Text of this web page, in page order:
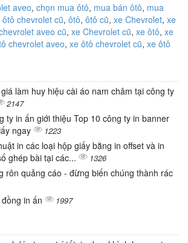
aveo, chọn mua ôtô, mua bán ôtô, mua
ôtô chevrolet cũ, ôtô, ôtô cũ, xe Chevrolet, xe
aveo cũ, xe Chevrolet cũ, xe ôtô, xe
chevrolet aveo, xe ôtô chevrolet cũ, xe ôtô
làm huy hiệu cài áo nam châm tại công ty
2147
ty in ấn giới thiệu Top 10 công ty in banner
ngay
1223
in các loại hộp giấy bằng in offset và in
ghép bài tại các...
1326
rôn quảng cáo - đừng biến chúng thành rác
in ấn 1997